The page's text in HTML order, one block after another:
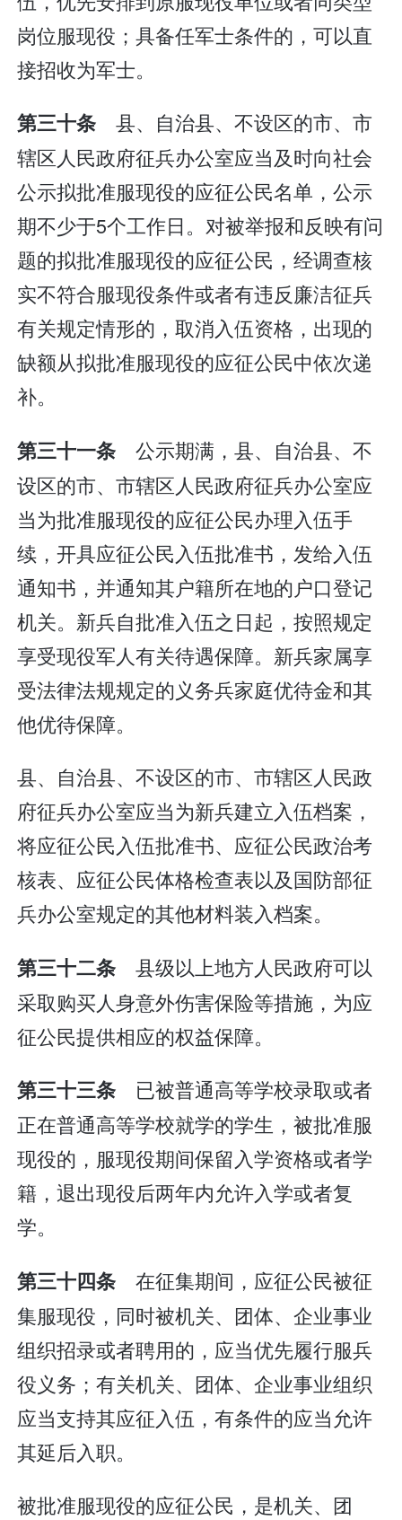
岗位服现役；具备任军士条件的，可以直
接招收为军士。
第三十条 县、自治县、不设区的市、市
辖区人民政府征兵办公室应当及时向社会
公示拟批准服现役的应征公民名单，公示
期不少于5个工作日。对被举报和反映有问
题的拟批准服现役的应征公民，经调查核
实不符合服现役条件或者有违反廉洁征兵
有关规定情形的，取消入伍资格，出现的
缺额从拟批准服现役的应征公民中依次递
补。
第三十一条 公示期满，县、自治县、不
设区的市、市辖区人民政府征兵办公室应
当为批准服现役的应征公民办理入伍手
续，开具应征公民入伍批准书，发给入伍
通知书，并通知其户籍所在地的户口登记
机关。新兵自批准入伍之日起，按照规定
享受现役军人有关待遇保障。新兵家属享
受法律法规规定的义务兵家庭优待金和其
他优待保障。
县、自治县、不设区的市、市辖区人民政
府征兵办公室应当为新兵建立入伍档案，
将应征公民入伍批准书、应征公民政治考
核表、应征公民体格检查表以及国防部征
兵办公室规定的其他材料装入档案。
第三十二条 县级以上地方人民政府可以
采取购买人身意外伤害保险等措施，为应
征公民提供相应的权益保障。
第三十三条 已被普通高等学校录取或者
正在普通高等学校就学的学生，被批准服
现役的，服现役期间保留入学资格或者学
籍，退出现役后两年内允许入学或者复
学。
第三十四条 在征集期间，应征公民被征
集服现役，同时被机关、团体、企业事业
组织招录或者聘用的，应当优先履行服兵
役义务；有关机关、团体、企业事业组织
应当支持其应征入伍，有条件的应当允许
其延后入职。
被批准服现役的应征公民，是机关、团